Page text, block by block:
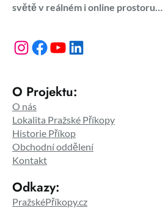
světě v reálném i online prostoru…
Instagram Facebook YouTube LinkedIn
O Projektu:
O nás
Lokalita Pražské Příkopy
Historie Příkop
Obchodní oddělení
Kontakt
Odkazy:
PražskéPříkopy.cz